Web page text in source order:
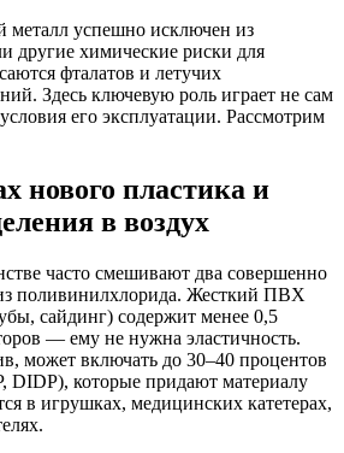
металл успешно исключен из
другие химические риски для
фталатов и летучих
Здесь ключевую роль играет не сам
его эксплуатации. Рассмотрим
нового пластика и
в воздух
часто смешивают два совершенно
поливинилхлорида. Жесткий ПВХ
сайдинг) содержит менее 0,5
— ему не нужна эластичность.
может включать до 30–40 процентов
DIDP), которые придают материалу
в игрушках, медицинских катетерах,